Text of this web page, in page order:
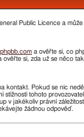
Public Licence a
a ověřte si, co
si, zda už se něco
kontakt. Pokud se nic
tohoto
v jakékoliv právní
žádnou odpověď.